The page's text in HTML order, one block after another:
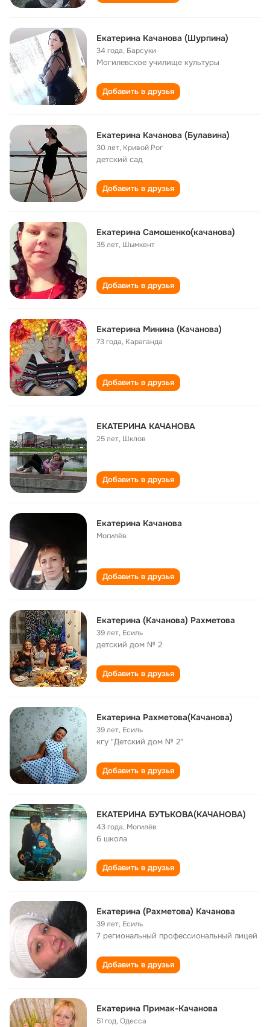
Екатерина Качанова (Шурпина)
34 года, Барсуки
Могилевское училище культуры
Добавить в друзья
Екатерина Качанова (Булавина)
30 лет, Кривой Рог
детский сад
Добавить в друзья
Екатерина Самошенко(качанова)
35 лет, Шымкент
Добавить в друзья
Екатерина Минина (Качанова)
73 года, Караганда
Добавить в друзья
ЕКАТЕРИНА КАЧАНОВА
25 лет, Шклов
Добавить в друзья
Екатерина Качанова
Могилёв
Добавить в друзья
Екатерина (Качанова) Рахметова
39 лет, Есиль
детский дом № 2
Добавить в друзья
Екатерина Рахметова(Качанова)
39 лет, Есиль
кгу "Детский дом № 2"
Добавить в друзья
ЕКАТЕРИНА БУТЬКОВА(КАЧАНОВА)
43 года, Могилёв
6 школа
Добавить в друзья
Екатерина (Рахметова) Качанова
39 лет, Есиль
7 региональный профессиональный лицей
Добавить в друзья
Екатерина Примак-Качанова
51 год,Одесса